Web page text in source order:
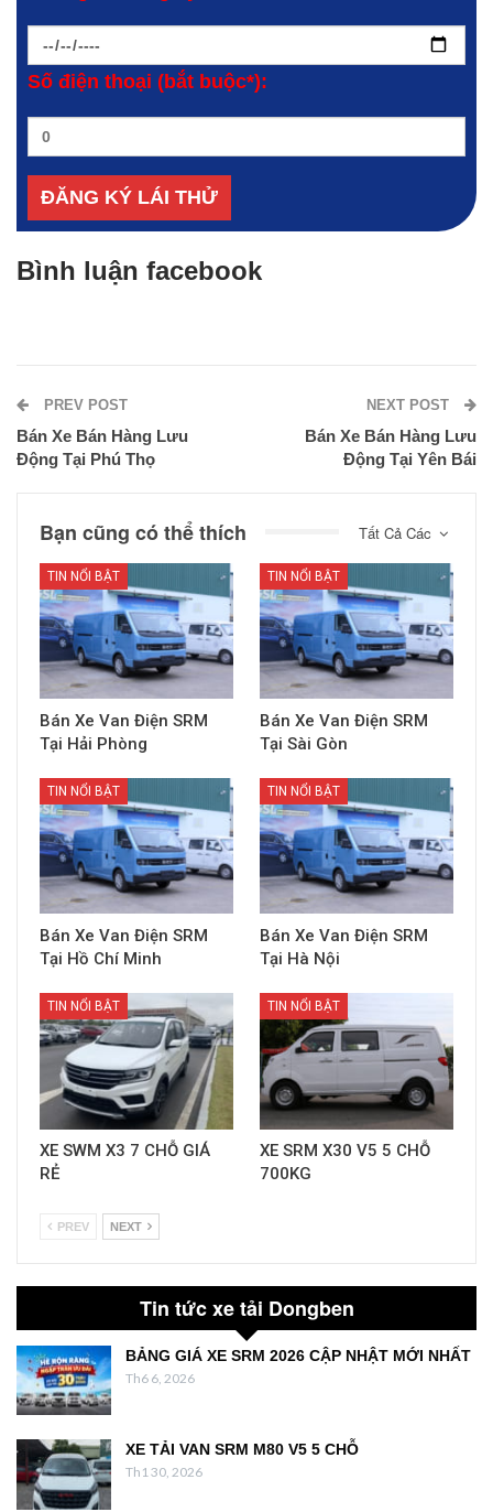
Số điện thoại (bắt buộc*):
Bình luận facebook
PREV POST
Bán Xe Bán Hàng Lưu
Động Tại Phú Thọ
NEXT POST
Bán Xe Bán Hàng Lưu
Động Tại Yên Bái
Tất Cả Các
Bạn cũng có thể thích
TIN NỔI BẬT
Bán Xe Van Điện SRM
Tại Hải Phòng
TIN NỔI BẬT
Bán Xe Van Điện SRM
Tại Sài Gòn
TIN NỔI BẬT
Bán Xe Van Điện SRM
Tại Hồ Chí Minh
TIN NỔI BẬT
Bán Xe Van Điện SRM
Tại Hà Nội
TIN NỔI BẬT
XE SWM X3 7 CHỖ GIÁ
RẺ
TIN NỔI BẬT
XE SRM X30 V5 5 CHỖ
700KG
PREV NEXT
Tin tức xe tải Dongben
BẢNG GIÁ XE SRM 2026 CẬP NHẬT MỚI NHẤT
Th6 6, 2026
XE TẢI VAN SRM M80 V5 5 CHỖ
Th1 30, 2026